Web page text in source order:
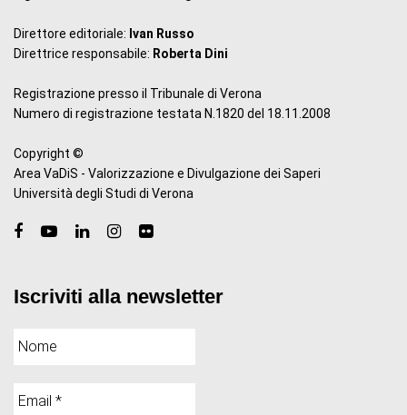
Direttore editoriale: Ivan Russo
Direttrice responsabile: Roberta Dini
Registrazione presso il Tribunale di Verona
Numero di registrazione testata N.1820 del 18.11.2008
Copyright ©
Area VaDiS - Valorizzazione e Divulgazione dei Saperi
Università degli Studi di Verona
Iscriviti alla newsletter